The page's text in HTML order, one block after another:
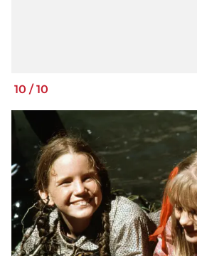
10 / 10